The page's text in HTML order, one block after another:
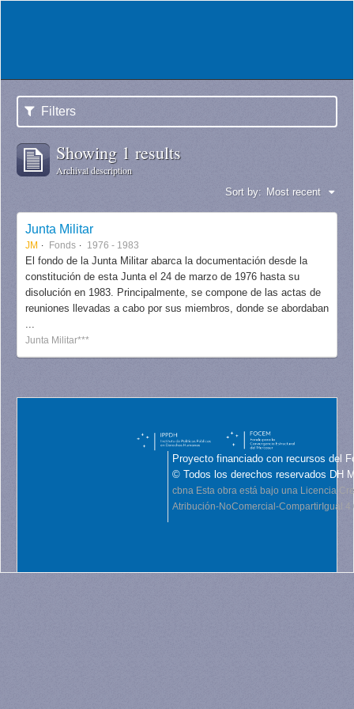
Filters
Showing 1 results
Archival description
Sort by: Most recent
Junta Militar
JM Fonds 1976 - 1983
El fondo de la Junta Militar abarca la documentación desde la
constitución de esta Junta el 24 de marzo de 1976 hasta su
disolución en 1983. Principalmente, se compone de las actas de
reuniones llevadas a cabo por sus miembros, donde se abordaban
...
Junta Militar***
Proyecto financiado con recursos del
© Todos los derechos reservados DH
cbna Esta obra está bajo una Licencia
Atribución-NoComercial-CompartirIgual